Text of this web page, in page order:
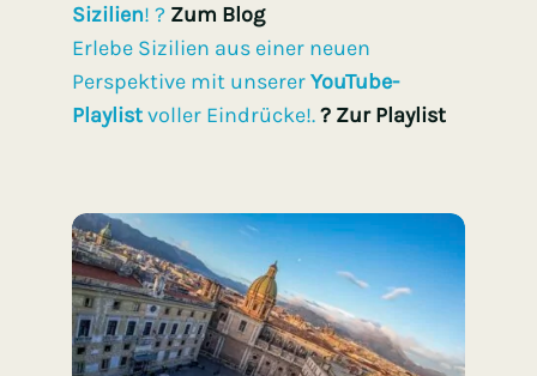
Sizilien! ? Zum Blog
Erlebe Sizilien aus einer neuen
Perspektive mit unsererYouTube-
Playlistvoller Eindrücke!.? Zur Playlist